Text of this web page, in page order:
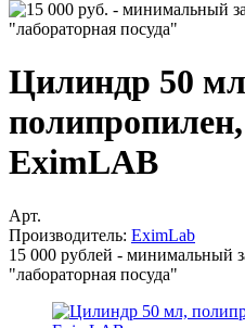
Цилиндр 50
EximLAB
Арт.
Производитель: EximLab
15 000 рублей - минимальный
"лабораторная посуда"